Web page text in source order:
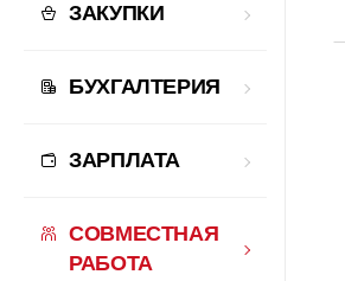
ЗАКУПКИ
БУХГАЛТЕРИЯ
ЗАРПЛАТА
СОВМЕСТНАЯ
РАБОТА